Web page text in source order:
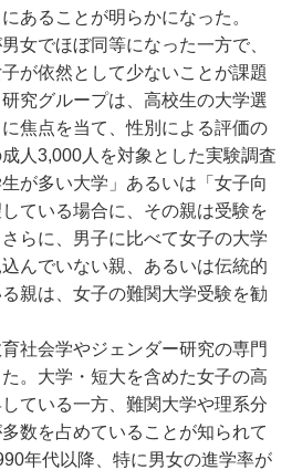
あることが明らかになった。
女でほぼ同等になった一方で、
が依然として少ないことが課題
究グループは、高校生の大学選
焦点を当て、性別による評価の
人3,000人を対象とした実験調査
が多い大学」あるいは「女子向
ている場合に、その親は受験を
らに、男子に比べて女子の大学
んでいない親、あるいは伝統的
親は、女子の難関大学受験を勧
社会学やジェンダー研究の専門
。大学・短大を含めた女子の高
ている一方、難関大学や理系分
数を占めていることが知られて
年代以降、特に男女の進学率が